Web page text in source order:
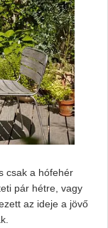
csak a hófehér
pár hétre, vagy
az ideje a jövő